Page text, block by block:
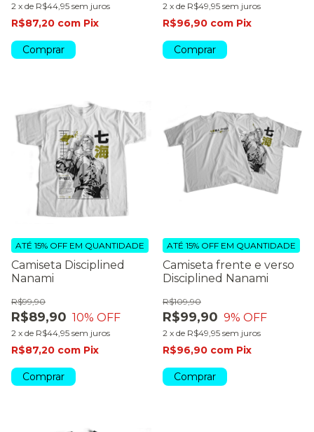
2 x de R$44,95 sem juros
R$87,20 com Pix
Comprar
2 x de R$49,95 sem juros
R$96,90 com Pix
Comprar
Camiseta Disciplined
Nanami
R$89,90
R$99,90
10% OFF
2 x de R$44,95 sem juros
ATÉ 15% OFF EM QUANTIDADE
R$87,20 com Pix
Comprar
Camiseta frente e verso
Disciplined Nanami
R$99,90
R$109,90
9% OFF
2 x de R$49,95 sem juros
ATÉ 15% OFF EM QUANTIDADE
R$96,90 com Pix
Comprar